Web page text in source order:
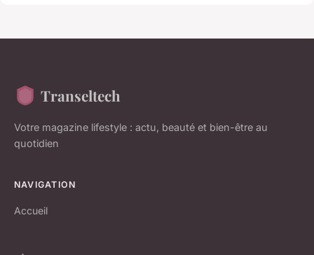
Transeltech
Votre magazine lifestyle : actu, beauté et bien-être au
quotidien
NAVIGATION
Accueil